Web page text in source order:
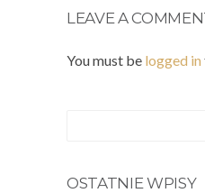
LEAVE A
You must be logged in
OSTATNIE WPISY